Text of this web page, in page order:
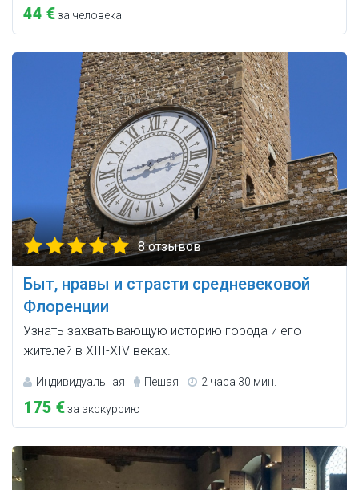
44 €за человека
8 отзывов
Быт, нравы и страсти средневековой
Флоренции
Узнать захватывающую историю города и его
жителей в XIII-XIV веках.
Индивидуальная Пешая 2 часа 30 мин.
175 €за экскурсию